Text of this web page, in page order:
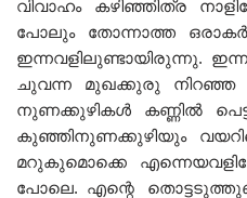
വിവാഹം കഴിഞ്ഞിത്ര
പോലും തോന്നാത്ത
ഇന്നവളിലുണ്ടായിരുന്നു.
ചുവന്ന മുഖക്കുരു നിറഞ്ഞ
നുണക്കുഴികൾ കണ്ണിൽ
കുഞ്ഞിനുണക്കുഴിയും
മറുകുമൊക്കെ
പോലെ. എന്റെ